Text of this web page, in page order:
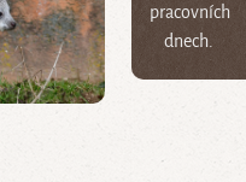
pracovních
dnech.